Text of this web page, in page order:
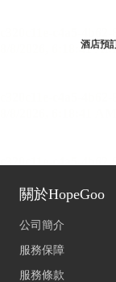
酒店預
關於HopeGoo
公司簡介
服務保障
服務條款